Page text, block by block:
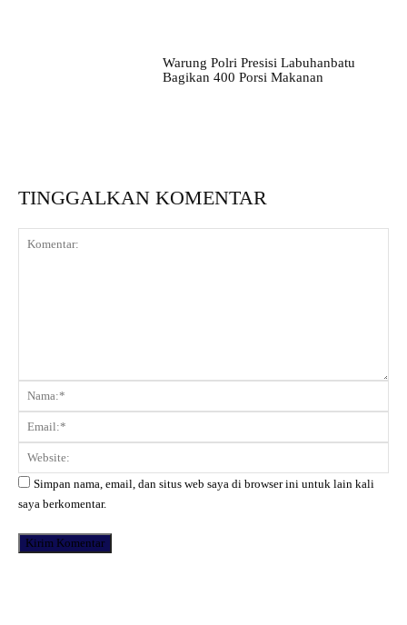
Warung Polri Presisi Labuhanbatu
Bagikan 400 Porsi Makanan
TINGGALKAN KOMENTAR
Komentar:
Simpan nama, email, dan situs web saya di browser ini untuk lain kali
saya berkomentar.